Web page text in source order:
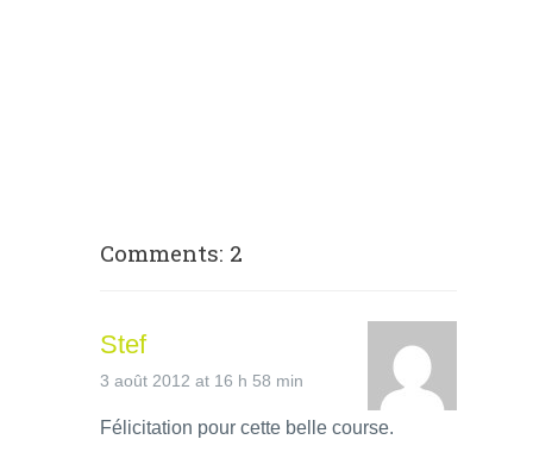
Comments: 2
Stef
3 août 2012 at 16 h 58 min
Félicitation pour cette belle course.